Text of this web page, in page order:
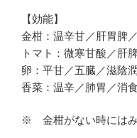
【効能】
金柑：温辛甘／肝胃脾
トマト：微寒甘酸／肝
卵：平甘／五臓／滋陰
香菜：温辛／肺胃／消
※ 金柑がない時には